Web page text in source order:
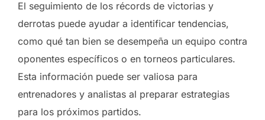
El seguimiento de los récords de victorias y
derrotas puede ayudar a identificar tendencias,
como qué tan bien se desempeña un equipo contra
oponentes específicos o en torneos particulares.
Esta información puede ser valiosa para
entrenadores y analistas al preparar estrategias
para los próximos partidos.